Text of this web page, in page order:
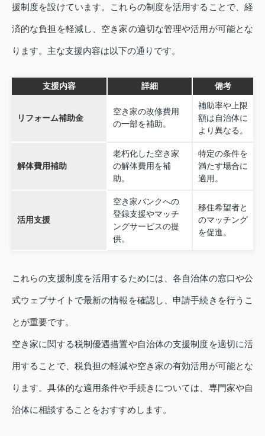
援制度を設けています。これらの制度を活用することで、経
済的な負担を軽減し、空き家の適切な管理や活用が可能とな
ります。主な支援内容は以下の通りです。
支援内容 詳細 備考
リフォーム補助金
空き家の改修費用
の一部を補助。
補助率や上限
額は自治体に
より異なる。
解体費用補助
老朽化した空き家
の解体費用を補
助。
特定の条件を
満たす場合に
適用。
活用支援
空き家バンクへの
登録支援やマッチ
ングサービスの提
供。
移住希望者と
のマッチング
を促進。
これらの支援制度を活用するためには、各自治体の窓口や公
式ウェブサイトで最新の情報を確認し、申請手続きを行うこ
とが重要です。
空き家に関する税制優遇措置や自治体の支援制度を適切に活
用することで、税負担の軽減や空き家の有効活用が可能とな
ります。具体的な適用条件や手続きについては、専門家や自
治体に相談することをおすすめします。